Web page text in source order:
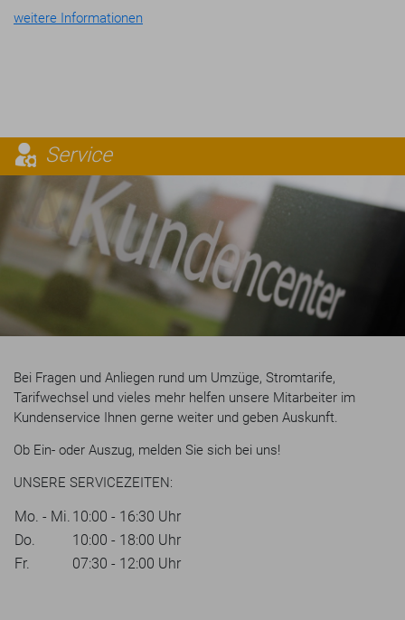
weitere Informationen
Service
Bei Fragen und Anliegen rund um Umzüge, Stromtarife,
Tarifwechsel und vieles mehr helfen unsere Mitarbeiter im
Kundenservice Ihnen gerne weiter und geben Auskunft.
Ob Ein- oder Auszug, melden Sie sich bei uns!
UNSERE SERVICEZEITEN:
Mo. - Mi. 10:00 - 16:30 Uhr
Do.
10:00 - 18:00 Uhr
Fr.
07:30 - 12:00 Uhr